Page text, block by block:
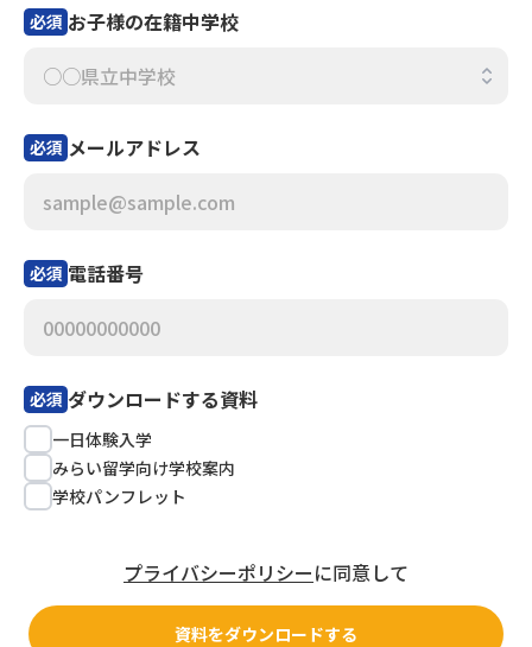
必須 お子様の在籍中学校
必須 メールアドレス
必須 電話番号
必須 ダウンロードする資料
一日体験入学
みらい留学向け学校案内
学校パンフレット
プライバシーポリシーに同意して
資料をダウンロードする